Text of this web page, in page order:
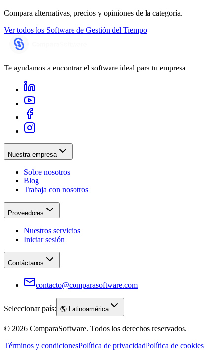
Compara alternativas, precios y opiniones de la categoría.
Ver todos los Software de Gestión del Tiempo
Te ayudamos a encontrar el software ideal para tu empresa
Nuestra empresa
Sobre nosotros
Blog
Trabaja con nosotros
Proveedores
Nuestros servicios
Iniciar sesión
Contáctanos
contacto@comparasoftware.com
Seleccionar país: 🌎 Latinoamérica
© 2026 ComparaSoftware. Todos los derechos reservados.
Términos y condicionesPolítica de privacidadPolítica de cookies